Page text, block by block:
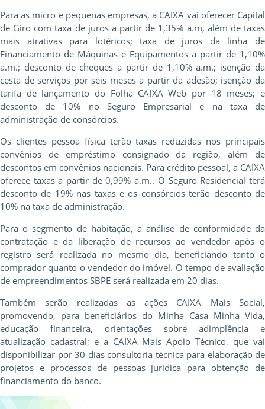
Para as micro e pequenas empresas, a CAIXA vai oferecer Capital
de Giro com taxa de juros a partir de 1,35% a.m, além de taxas
mais atrativas para lotéricos; taxa de juros da linha de
Financiamento de Máquinas e Equipamentos a partir de 1,10%
a.m.; desconto de cheques a partir de 1,10% a.m.; isenção da
cesta de serviços por seis meses a partir da adesão; isenção da
tarifa de lançamento do Folha CAIXA Web por 18 meses; e
desconto de 10% no Seguro Empresarial e na taxa de
administração de consórcios.
Os clientes pessoa física terão taxas reduzidas nos principais
convênios de empréstimo consignado da região, além de
descontos em convênios nacionais. Para crédito pessoal, a CAIXA
oferece taxas a partir de 0,99% a.m.. O Seguro Residencial terá
desconto de 19% nas taxas e os consórcios terão desconto de
10% na taxa de administração.
Para o segmento de habitação, a análise de conformidade da
contratação e da liberação de recursos ao vendedor após o
registro será realizada no mesmo dia, beneficiando tanto o
comprador quanto o vendedor do imóvel. O tempo de avaliação
de empreendimentos SBPE será realizada em 20 dias.
Também serão realizadas as ações CAIXA Mais Social,
promovendo, para beneficiários do Minha Casa Minha Vida,
educação financeira, orientações sobre adimplência e
atualização cadastral; e a CAIXA Mais Apoio Técnico, que vai
disponibilizar por 30 dias consultoria técnica para elaboração de
projetos e processos de pessoas jurídica para obtenção de
financiamento do banco.